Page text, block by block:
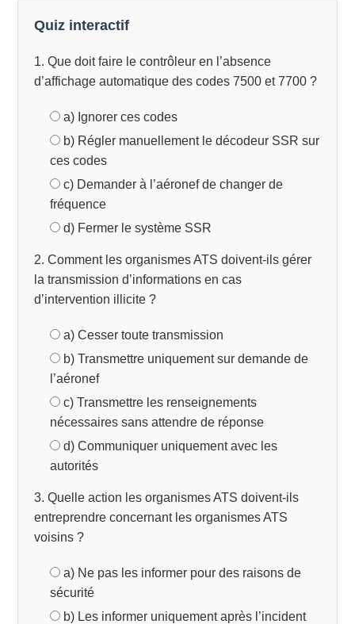
Quiz interactif
1. Que doit faire le contrôleur en l’absence
d’affichage automatique des codes 7500 et 7700 ?
a) Ignorer ces codes
b) Régler manuellement le décodeur SSR sur
ces codes
c) Demander à l’aéronef de changer de
fréquence
d) Fermer le système SSR
2. Comment les organismes ATS doivent-ils gérer
la transmission d’informations en cas
d’intervention illicite ?
a) Cesser toute transmission
b) Transmettre uniquement sur demande de
l’aéronef
c) Transmettre les renseignements
nécessaires sans attendre de réponse
d) Communiquer uniquement avec les
autorités
3. Quelle action les organismes ATS doivent-ils
entreprendre concernant les organismes ATS
voisins ?
a) Ne pas les informer pour des raisons de
sécurité
b) Les informer uniquement après l’incident